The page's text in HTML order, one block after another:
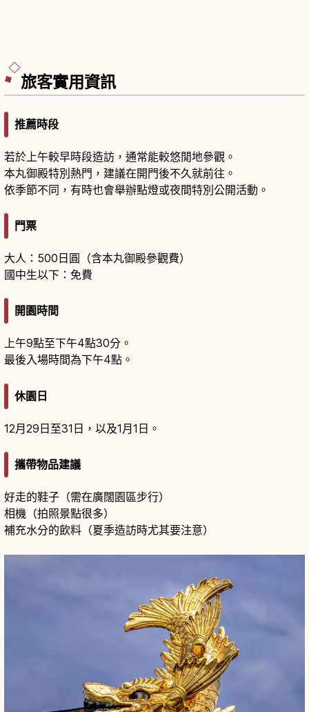
旅客實用資訊
推薦時段
若於上午較早時段造訪，通常能較悠閒地參觀。
本丸御殿特別熱門，建議在開門後不久就前往。
依季節不同，有時也會舉辦點燈或夜間特別公開活動。
門票
大人：500日圓（含本丸御殿參觀費）
國中生以下：免費
開園時間
上午9點至下午4點30分。
最後入場時間為下午4點。
休園日
12月29日至31日，以及1月1日。
攜帶物品建議
好走的鞋子（需在廣闊園區步行）
相機（拍照景點很多）
補充水分的飲料（夏季造訪時尤其要注意）